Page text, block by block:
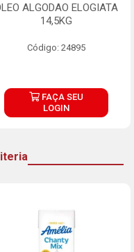
ALGODAO ELOGIATA
14,5KG
Código: 24895
FAÇA SEU
LOGIN